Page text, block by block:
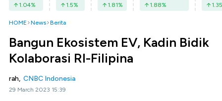
1.04% 1.5% 1.81% 1.88% 1.35
HOME News Berita
Bangun Ekosistem EV, Kadin Bidik
Kolaborasi RI-Filipina
rah, CNBC Indonesia
29 March 2023 15:39